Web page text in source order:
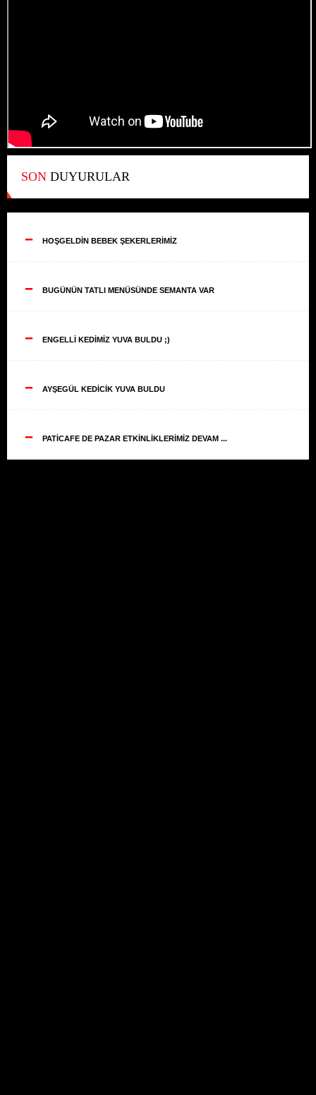
SON DUYURULAR
-- HOŞGELDİN BEBEK ŞEKERLERİMİZ
-- BUGÜNÜN TATLI MENÜSÜNDE SEMANTA VAR
-- ENGELLİ KEDİMİZ YUVA BULDU ;)
-- AYŞEGÜL KEDİCİK YUVA BULDU
-- PATİCAFE DE PAZAR ETKİNLİKLERİMİZ DEVAM ...